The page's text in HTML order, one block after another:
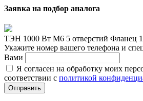
Заявка на подбор аналога
ТЭН 1000 Вт M6 5 отверстий Фланец
Укажите номер вашего телефона и
Вами
Я согласен на обработку моих
соответствии с политикой
Отправить